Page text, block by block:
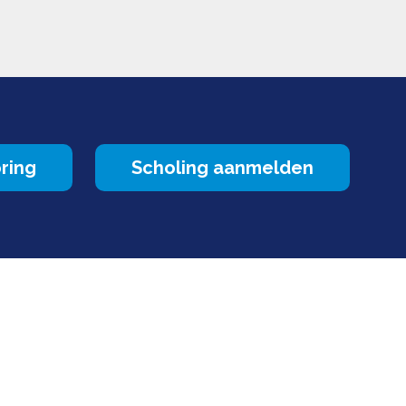
Scholing aanmelden